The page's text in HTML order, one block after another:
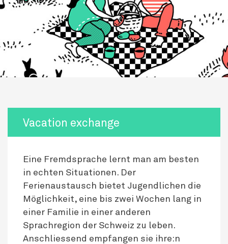
Vacation exchange
Eine Fremdsprache lernt man am besten
in echten Situationen. Der
Ferienaustausch bietet Jugendlichen die
Möglichkeit, eine bis zwei Wochen lang in
einer Familie in einer anderen
Sprachregion der Schweiz zu leben.
Anschliessend empfangen sie ihre:n